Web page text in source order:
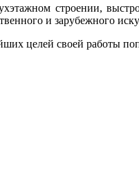
строении,
и зарубежного
целей своей работы